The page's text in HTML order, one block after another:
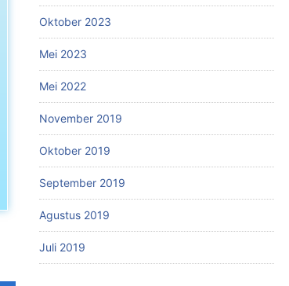
Oktober 2023
Mei 2023
Mei 2022
November 2019
Oktober 2019
September 2019
Agustus 2019
Juli 2019